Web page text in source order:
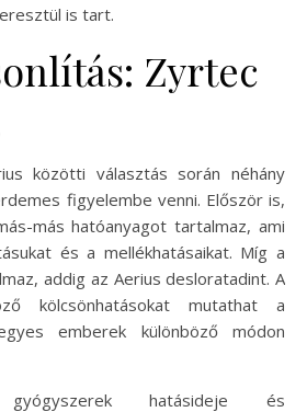
is tart.
Zyrtec
közötti választás során néhány
figyelembe venni. Először is,
más hatóanyagot tartalmaz, ami
és a mellékhatásaikat. Míg a
addig az Aerius desloratadint. A
kölcsönhatásokat mutathat a
emberek különböző módon
hatásideje és